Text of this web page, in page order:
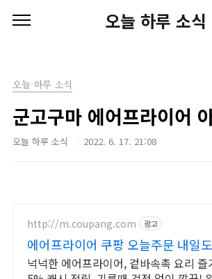
오늘 하루 소식
오늘 하루 소식
군고구마 에어프라이어
오늘 하루 소식 2022. 6. 17. 21:08
http://m.coupang.com 광고
에어프라이어 쿠팡 오늘주문 내일
넉넉한 에어프라이어, 겉바속촉 요리 즐